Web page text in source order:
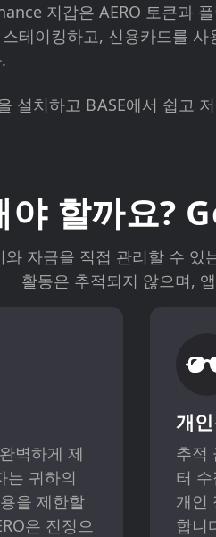
지갑은 AERO 토큰과
테이킹하고, 신용카드를 사
설치하고 BASE에서 쉽고
야 할까요?
자금을 직접 관리할 수 있
활동은 추적되지 않으며,
벽하게 제
는 귀하의
을 제한할
은 진정으
개
추적
터
개인
합니